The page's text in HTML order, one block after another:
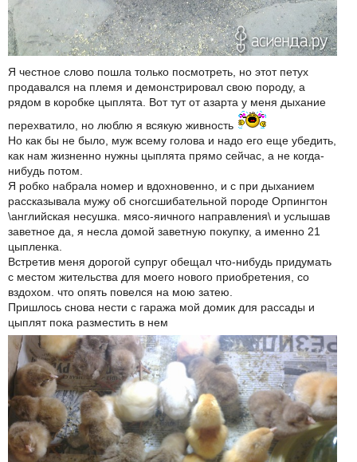
Я честное слово пошла только посмотреть, но этот петух
продавался на племя и демонстрировал свою породу, а
рядом в коробке цыплята. Вот тут от азарта у меня дыхание
перехватило, но люблю я всякую живность
Но как бы не было, муж всему голова и надо его еще убедить,
как нам жизненно нужны цыплята прямо сейчас, а не когда-
нибудь потом.
Я робко набрала номер и вдохновенно, и с при дыханием
рассказывала мужу об сногсшибательной породе Орпингтон
\английская несушка. мясо-яичного направления\ и услышав
заветное да, я несла домой заветную покупку, а именно 21
цыпленка.
Встретив меня дорогой супруг обещал что-нибудь придумать
с местом жительства для моего нового приобретения, со
вздохом. что опять повелся на мою затею.
Пришлось снова нести с гаража мой домик для рассады и
цыплят пока разместить в нем